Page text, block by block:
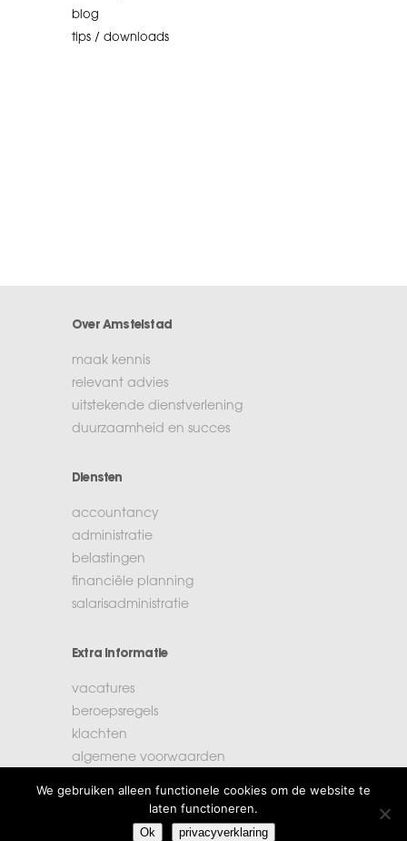
blog
tips / downloads
Over Amstelstad
maak kennis
relevant advies
uitstekende dienstverlening
duurzaamheid en succes
Diensten
accountancy
administratie
belastingen
financiële planning
salarisadministratie
Extra informatie
vacatures
beroepsregels
klachten
algemene voorwaarden
Amstelstad
We gebruiken alleen functionele cookies om de website te
laten functioneren.
Ok privacyverklaring